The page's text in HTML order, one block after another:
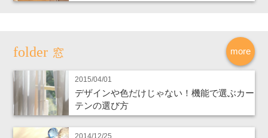
more
窓
2015/04/01
デザインや色だけじゃない！機能で選ぶカー
テンの選び方
2014/12/25